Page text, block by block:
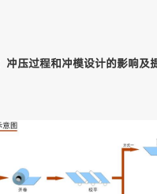
冲压过程和冲模设计的影响及